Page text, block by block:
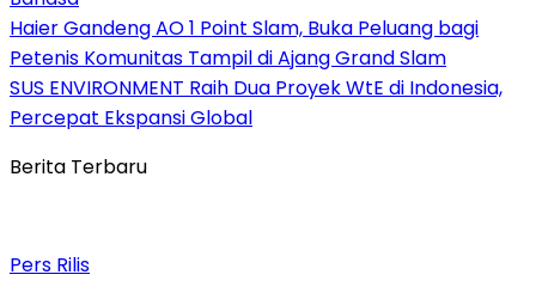
Haier Gandeng AO 1 Point Slam, Buka Peluang bagi
Petenis Komunitas Tampil di Ajang Grand Slam
SUS ENVIRONMENT Raih Dua Proyek WtE di Indonesia,
Percepat Ekspansi Global
Berita Terbaru
Pers Rilis